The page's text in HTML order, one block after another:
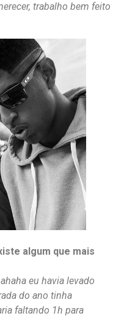
trabalho bem feito
algum que mais
eu havia levado
do ano tinha
faltando 1h para